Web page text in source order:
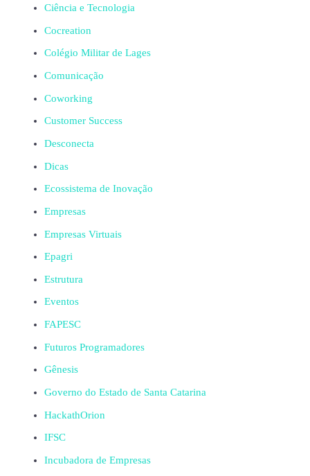
Ciência e Tecnologia
Cocreation
Colégio Militar de Lages
Comunicação
Coworking
Customer Success
Desconecta
Dicas
Ecossistema de Inovação
Empresas
Empresas Virtuais
Epagri
Estrutura
Eventos
FAPESC
Futuros Programadores
Gênesis
Governo do Estado de Santa Catarina
HackathOrion
IFSC
Incubadora de Empresas